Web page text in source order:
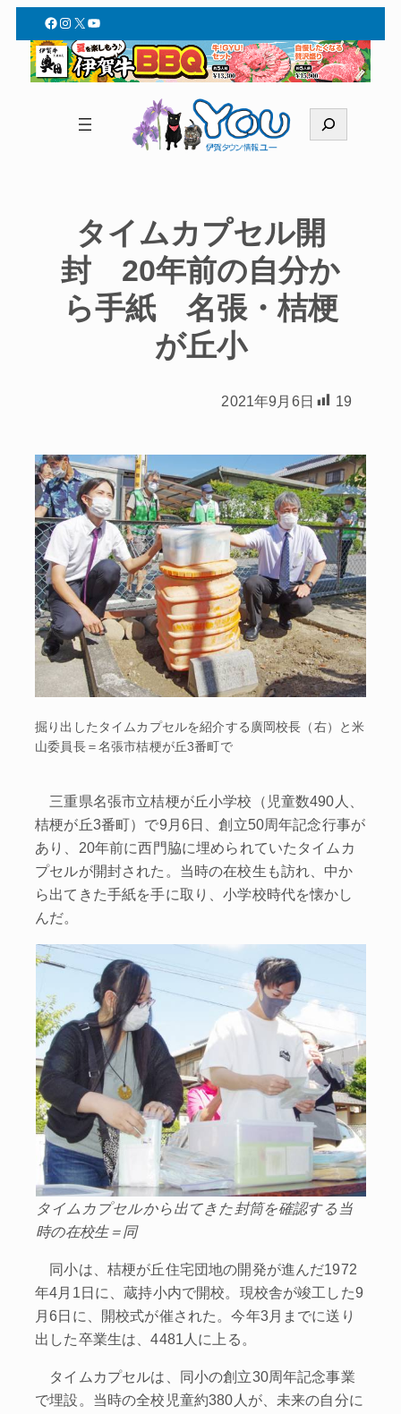
Facebook
Instagram
X YouTube
索
タイムカプセル開
封 20年前の自分か
ら手紙 名張・桔梗
が丘小
2021年9月6日 19
掘り出したタイムカプセルを紹介する廣岡校長（右）と米
山委員長＝名張市桔梗が丘3番町で
三重県名張市立桔梗が丘小学校（児童数490人、
桔梗が丘3番町）で9月6日、創立50周年記念行事が
あり、20年前に西門脇に埋められていたタイムカ
プセルが開封された。当時の在校生も訪れ、中か
ら出てきた手紙を手に取り、小学校時代を懐かし
んだ。
タイムカプセルから出てきた封筒を確認する当
時の在校生＝同
同小は、桔梗が丘住宅団地の開発が進んだ1972
年4月1日に、蔵持小内で開校。現校舎が竣工した9
月6日に、開校式が催された。今年3月までに送り
出した卒業生は、4481人に上る。
タイムカプセルは、同小の創立30周年記念事業
で埋設。当時の全校児童約380人が、未来の自分に